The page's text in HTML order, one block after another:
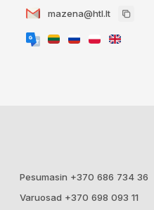
mazena@htl.lt
Pesumasin +370 686 734 36
Varuosad +370 698 093 11